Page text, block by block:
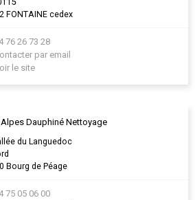
FONTAINE cedex
76 26 73 28
par email
le site
Dauphiné Nettoyage
du Languedoc
Bourg de Péage
75 05 06 00